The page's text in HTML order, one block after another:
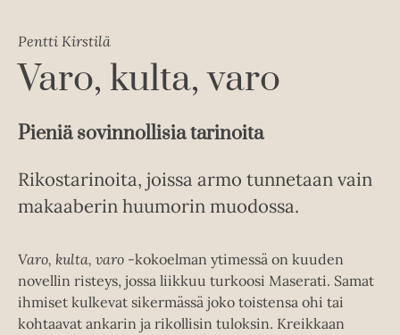
Pentti Kirstilä
Varo, kulta, varo
Pieniä sovinnollisia tarinoita
Rikostarinoita, joissa armo tunnetaan vain
makaaberin huumorin muodossa.
Varo, kulta, varo -kokoelman ytimessä on kuuden
novellin risteys, jossa liikkuu turkoosi Maserati. Samat
ihmiset kulkevat sikermässä joko toistensa ohi tai
kohtaavat ankarin ja rikollisin tuloksin. Kreikkaan